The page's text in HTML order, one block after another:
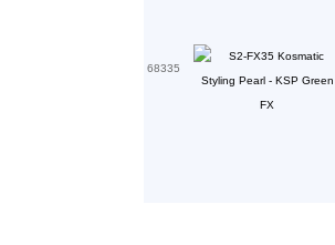
68335